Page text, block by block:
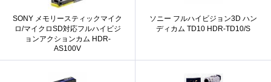
SONY メモリースティックマイク
ロ/マイクロSD対応フルハイビジ
ョンアクションカム HDR-
AS100V
ソニー フルハイビジョン3D ハン
ディカム TD10 HDR-TD10/S